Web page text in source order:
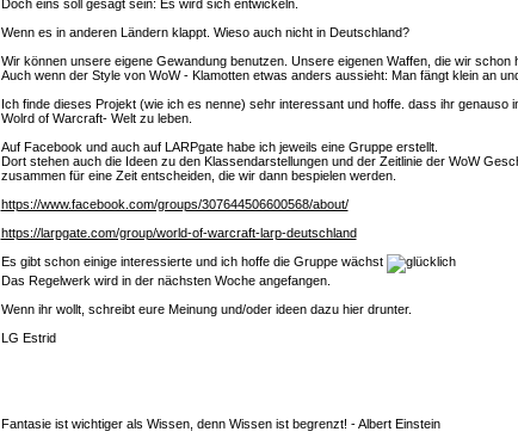
Doch eins soll gesagt sein: Es wird sich entwickeln.
Wenn es in anderen Ländern klappt. Wieso auch nicht in Deutschland?
Wir können unsere eigene Gewandung benutzen. Unsere eigenen Waffen, die wir schon
Auch wenn der Style von WoW - Klamotten etwas anders aussieht: Man fängt klein an
Ich finde dieses Projekt (wie ich es nenne) sehr interessant und hoffe. dass ihr genauso
Wolrd of Warcraft- Welt zu leben.
Auf Facebook und auch auf LARPgate habe ich jeweils eine Gruppe erstellt.
Dort stehen auch die Ideen zu den Klassendarstellungen und der Zeitlinie der WoW
zusammen für eine Zeit entscheiden, die wir dann bespielen werden.
https://www.facebook.com/groups/307644506600568/about/
https://larpgate.com/group/world-of-warcraft-larp-deutschland
Es gibt schon einige interessierte und ich hoffe die Gruppe wächst
Das Regelwerk wird in der nächsten Woche angefangen.
Wenn ihr wollt, schreibt eure Meinung und/oder ideen dazu hier drunter.
LG Estrid
Fantasie ist wichtiger als Wissen, denn Wissen ist begrenzt! - Albert Einstein